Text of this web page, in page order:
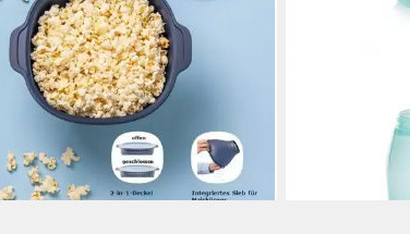
Servierschale